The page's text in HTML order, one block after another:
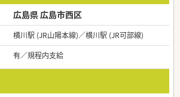
広島県 広島市西区
横川駅 (JR山陽本線)／横川駅 (JR可部線)
有／規程内支給